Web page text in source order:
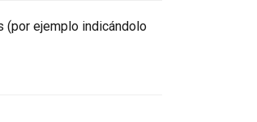
(por ejemplo indicándolo